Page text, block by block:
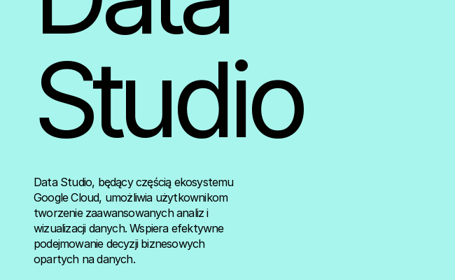
Studio
Data Studio, będący częścią ekosystemu
Google Cloud, umożliwia użytkownikom
tworzenie zaawansowanych analiz i
wizualizacji danych. Wspiera efektywne
podejmowanie decyzji biznesowych
opartych na danych.